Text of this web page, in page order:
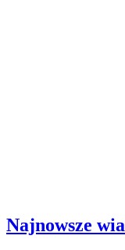
Najnowsze